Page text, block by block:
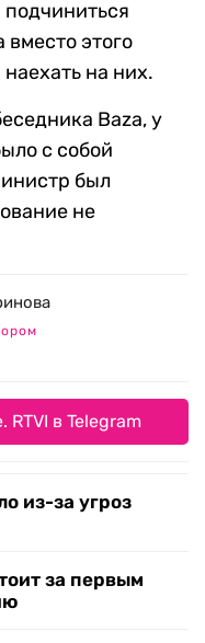
подчиниться
этого
на них.
Baza, у
с собой
был
не
в Telegram
из-за угроз
за первым